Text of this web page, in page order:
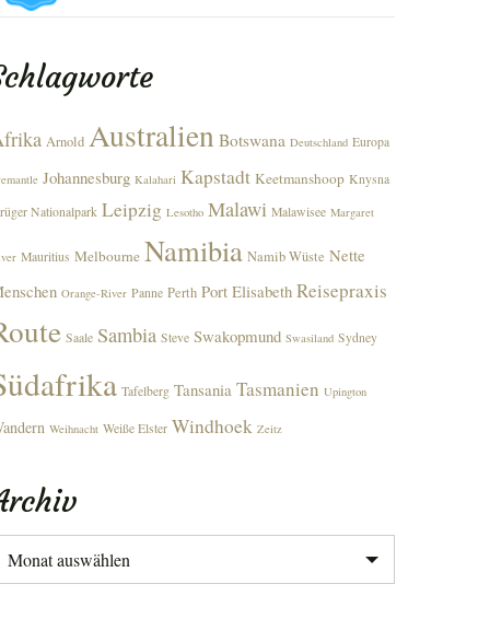
Arnold Australien Botswana Deutschland Europa
Johannesburg Kalahari Kapstadt Keetmanshoop Knysna
Nationalpark Leipzig Lesotho Malawi Malawisee Margaret
Mauritius Melbourne Namibia Namib Wüste Nette
Orange-River Panne Perth Port Elisabeth Reisepraxis
Saale Sambia Steve Swakopmund Swasiland Sydney
Tafelberg Tansania Tasmanien Upington
Weihnacht Weiße Elster Windhoek Zeitz
Archiv